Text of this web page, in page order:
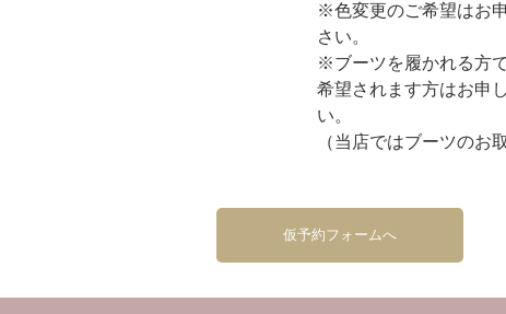
※色変更のご希望はお
さい。
※ブーツを履かれる方
希望されます方はお申
い。
（当店ではブーツのお
仮予約フォームへ